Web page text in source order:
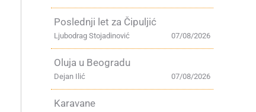
Poslednji let za Čipuljić
07/08/2026
Ljubodrag Stojadinović
Oluja u Beogradu
07/08/2026
Dejan Ilić
Karavane